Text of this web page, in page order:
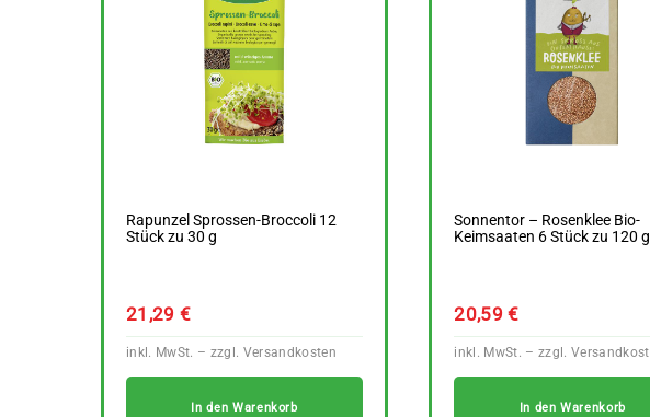
Rapunzel Sprossen-Broccoli 12
Stück zu 30 g
21,29€
In den Warenkorb
Sonnentor – Rosenklee Bio-
Keimsaaten 6 Stück zu 120 g
20,59€
In den Warenkorb